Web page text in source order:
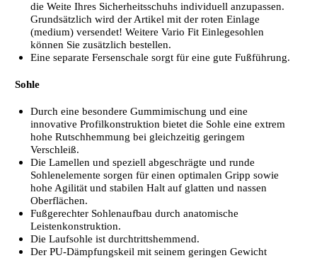
die Weite Ihres Sicherheitsschuhs individuell anzupassen.
Grundsätzlich wird der Artikel mit der roten Einlage
(medium) versendet! Weitere Vario Fit Einlegesohlen
können Sie zusätzlich bestellen.
Eine separate Fersenschale sorgt für eine gute Fußführung.
Sohle
Durch eine besondere Gummimischung und eine
innovative Profilkonstruktion bietet die Sohle eine extrem
hohe Rutschhemmung bei gleichzeitig geringem
Verschleiß.
Die Lamellen und speziell abgeschrägte und runde
Sohlenelemente sorgen für einen optimalen Gripp sowie
hohe Agilität und stabilen Halt auf glatten und nassen
Oberflächen.
Fußgerechter Sohlenaufbau durch anatomische
Leistenkonstruktion.
Die Laufsohle ist durchtrittshemmend.
Der PU-Dämpfungskeil mit seinem geringen Gewicht